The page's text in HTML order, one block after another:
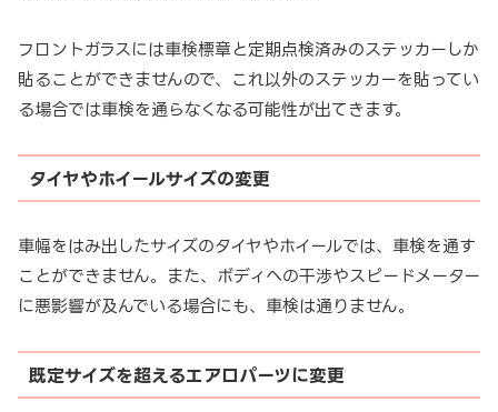
フロントガラスには車検標章と定期点検済みのステッカーしか
貼ることができませんので、これ以外のステッカーを貼ってい
る場合では車検を通らなくなる可能性が出てきます。
タイヤやホイールサイズの変更
車幅をはみ出したサイズのタイヤやホイールでは、車検を通す
ことができません。また、ボディへの干渉やスピードメーター
に悪影響が及んでいる場合にも、車検は通りません。
既定サイズを超えるエアロパーツに変更